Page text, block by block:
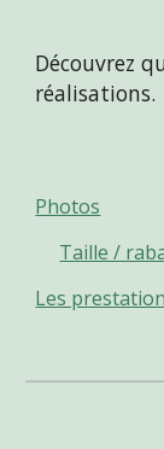
Découvrez
réalisations.
Photos
Taille /
Les